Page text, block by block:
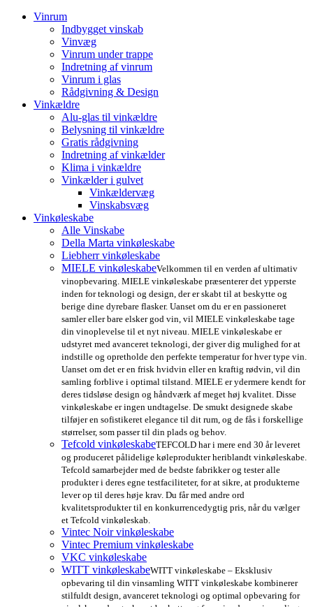
Vinrum
Indbygget vinskab
Vinvæg
Vinrum under trappe
Indretning af vinrum
Vinrum i glas
Rådgivning & Design
Vinkældre
Alu-glas til vinkældre
Belysning til vinkældre
Gratis rådgivning
Indretning af vinkælder
Klima i vinkældre
Vinkælder i gulvet
Vinkældervæg
Vinskabsvæg
Vinkøleskabe
Alle Vinskabe
Della Marta vinkøleskabe
Liebherr vinkøleskabe
MIELE vinkøleskabeVelkommen til en verden af ultimativ
vinopbevaring. MIELE vinkøleskabe præsenterer det ypperste
inden for teknologi og design, der er skabt til at beskytte og
berige dine dyrebare flasker. Uanset om du er en passioneret
samler eller bare elsker god vin, vil MIELE vinkøleskabe tage
din vinoplevelse til et nyt niveau. MIELE vinkøleskabe er
udstyret med avanceret teknologi, der giver dig mulighed for at
indstille og opretholde den perfekte temperatur for hver type vin.
Uanset om det er en frisk hvidvin eller en kraftig rødvin, vil din
samling forblive i optimal tilstand. MIELE er ydermere kendt for
deres tidsløse design og håndværk af meget høj kvalitet. Disse
vinkøleskabe er ingen undtagelse. De smukt designede skabe
tilføjer en sofistikeret elegance til dit rum, og de fås i forskellige
størrelser, som passer til din plads og behov.
Tefcold vinkøleskabeTEFCOLD har i mere end 30 år leveret
og produceret pålidelige køleprodukter heriblandt vinkøleskabe.
Tefcold samarbejder med de bedste fabrikker og tester alle
produkter i deres egne testfaciliteter, for at sikre, at produkterne
lever op til deres høje krav. Du får med andre ord
kvalitetsprodukter til en konkurrencedygtig pris, når du vælger
et Tefcold vinkøleskab.
Vintec Noir vinkøleskabe
Vintec Premium vinkøleskabe
VKC vinkøleskabe
WITT vinkøleskabeWITT vinkøleskabe – Eksklusiv
opbevaring til din vinsamling WITT vinkøleskabe kombinerer
stilfuldt design, avanceret teknologi og optimal opbevaring for